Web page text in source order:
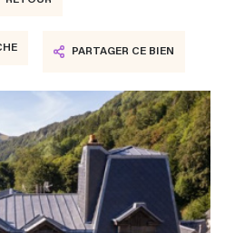
PARTAGER CE BIEN